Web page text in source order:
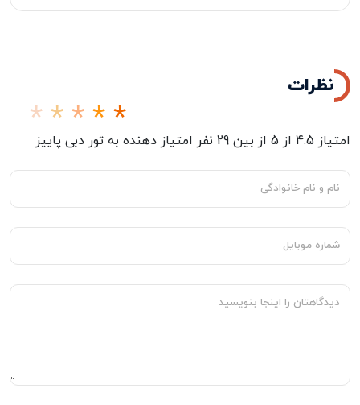
نظرات
امتیاز 4.5 از 5 از بین 29 نفر امتیاز دهنده به تور دبی پاییز